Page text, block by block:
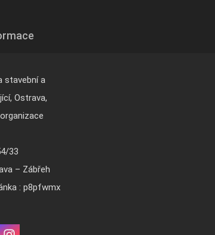
stavební a
Ostrava,
33
– Zábřeh
: p8pfwmx